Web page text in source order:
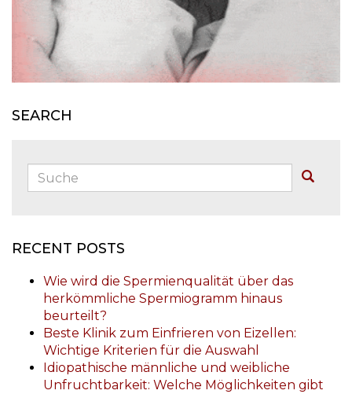
SEARCH
Suche:
RECENT POSTS
Wie wird die Spermienqualität über das
herkömmliche Spermiogramm hinaus
beurteilt?
Beste Klinik zum Einfrieren von Eizellen:
Wichtige Kriterien für die Auswahl
Idiopathische männliche und weibliche
Unfruchtbarkeit: Welche Möglichkeiten gibt